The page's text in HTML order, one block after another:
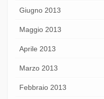
Giugno 2013
Maggio 2013
Aprile 2013
Marzo 2013
Febbraio 2013